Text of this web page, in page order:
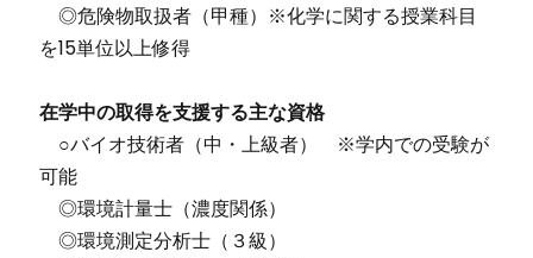
◎危険物取扱者（甲種）※化学に関する授業科目
を15単位以上修得
在学中の取得を支援する主な資格
○バイオ技術者（中・上級者） ※学内での受験が
可能
◎環境計量士（濃度関係）
◎環境測定分析士（３級）